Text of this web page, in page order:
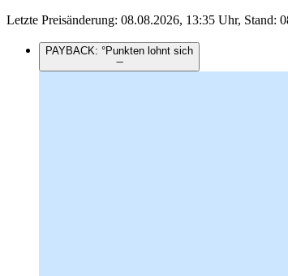
Letzte Preisänderung: 08.08.2026, 13:35 Uhr, Stand:
PAYBACK: °Punkten lohnt sich